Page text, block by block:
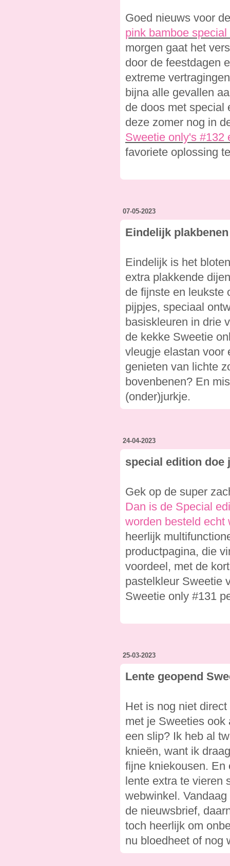
Goed nieuws voor
pink bamboe special
morgen gaat het
door de feestdagen
extreme
bijna alle gevallen
de doos met special
deze zomer nog in
Sweetie only's #132
favoriete oplossing
07-05-2023
Eindelijk
Eindelijk is het
extra plakkende
de fijnste en leukste
pijpjes, speciaal
basiskleuren in drie
de kekke Sweetie
vleugje elastan voor
genieten van lichte
bovenbenen? En
(onder)jurkje.
24-04-2023
special edition doe
Gek op de super
Dan is de Special
worden besteld echt
heerlijk
productpagina, die
voordeel, met de
pastelkleur Sweetie
Sweetie only #131
25-03-2023
Lente geopend
Het is nog niet
met je Sweeties ook
een slip? Ik heb al
knieën, want ik
fijne kniekousen. En
lente extra te vieren
webwinkel.
de nieuwsbrief,
toch heerlijk om
nu bloedheet of nog